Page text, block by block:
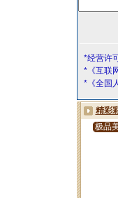
*经营许
*《互联
*《全国